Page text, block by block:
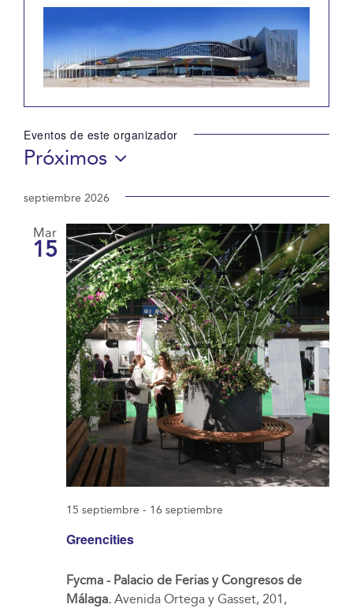
Eventos de este organizador
Próximos
la
fecha.
septiembre 2026
Mar
15
Greencities
15 septiembre - 16 septiembre
Fycma - Palacio de Ferias y Congresos de
Málaga. Avenida Ortega y Gasset, 201,